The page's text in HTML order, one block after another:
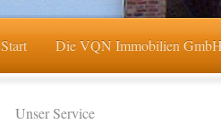
Start Die VQN Immobilien GmbH
Unser Service